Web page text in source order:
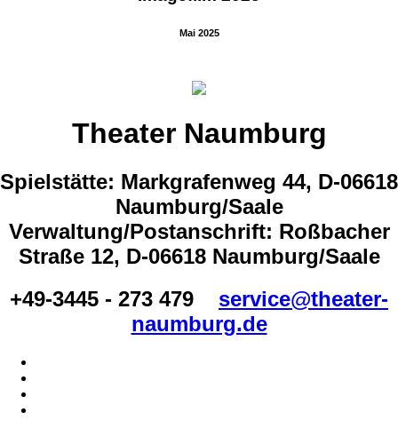
Mai 2025
Theater Naumburg
Spielstätte: Markgrafenweg 44, D-06618
Naumburg/Saale
Verwaltung/Postanschrift: Roßbacher
Straße 12, D-06618 Naumburg/Saale
+49-3445 - 273 479
service@theater-
naumburg.de